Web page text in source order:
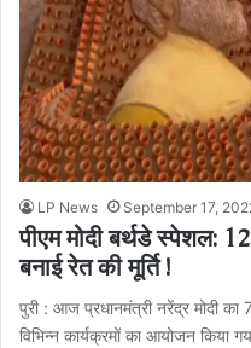
LP News September 17,
पीएम मोदी बर्थडे स्पेशल:
बनाई रेत की मूर्ति !
पुरी : आज प्रधानमंत्री नरेंद्र मोदी
विभिन्न कार्यक्रमों का आयोजन किया